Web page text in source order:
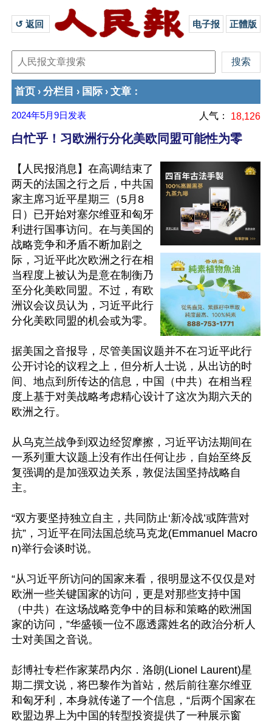
↺ 返回 电子报 正體版
首页 › 分栏目 › 国际 › 文章 ：
2024年5月9日 发表 人气： 18,126
白忙乎！习欧洲行分化美欧同盟可能性为零
【人民报消息】在高调结束了
两天的法国之行之后，中共国
家主席习近平星期三（5月8
日）已开始对塞尔维亚和匈牙
利进行国事访问。在与美国的
战略竞争和矛盾不断加剧之
际，习近平此次欧洲之行在相
当程度上被认为是意在制衡乃
至分化美欧同盟。不过，有欧
洲议会议员认为，习近平此行
分化美欧同盟的机会或为零。
据美国之音报导，尽管美国议题并不在习近平此行
公开讨论的议程之上，但分析人士说，从出访的时
间、地点到所传达的信息，中国（中共）在相当程
度上基于对美战略考虑精心设计了这次为期六天的
欧洲之行。
从乌克兰战争到双边经贸摩擦，习近平访法期间在
一系列重大议题上没有作出任何让步，自始至终反
复强调的是加强双边关系，敦促法国坚持战略自
主。
“双方要坚持独立自主，共同防止‘新冷战’或阵营对
抗”，习近平在同法国总统马克龙(Emmanuel Macro
n)举行会谈时说。
“从习近平所访问的国家来看，很明显这不仅仅是对
欧洲一些关键国家的访问，更是对那些支持中国
（中共）在这场战略竞争中的目标和策略的欧洲国
家的访问，”华盛顿一位不愿透露姓名的政治分析人
士对美国之音说。
彭博社专栏作家莱昂内尔．洛朗(Lionel Laurent)星
期二撰文说，将巴黎作为首站，然后前往塞尔维亚
和匈牙利，本身就传递了一个信息，“后两个国家在
欧盟边界上为中国的转型投资提供了一种展示窗